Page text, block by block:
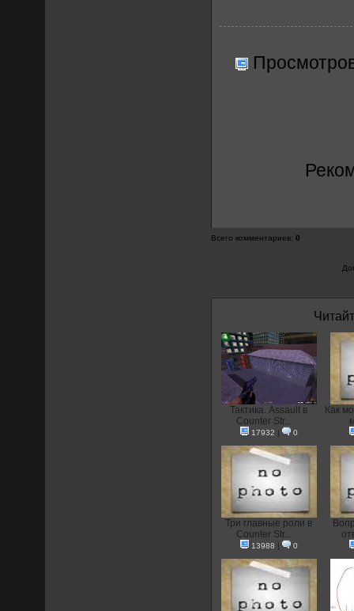
Всего комментариев:0
Тактика. Assault в
Counter Str...
17932 | 0
Как
Три главные роли в
Counter Str...
13988 | 0